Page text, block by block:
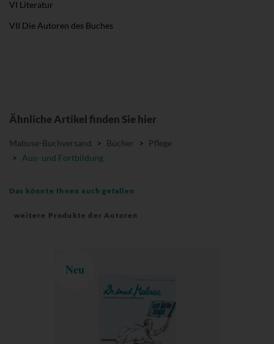
VI Literatur
VII Die Autoren des Buches
Ähnliche Artikel finden Sie hier
Mabuse-Buchversand > Bücher >
Pflege
> Aus- und Fortbildung
Das könnte Ihnen auch gefallen
weitere Produkte der Autoren
Neu